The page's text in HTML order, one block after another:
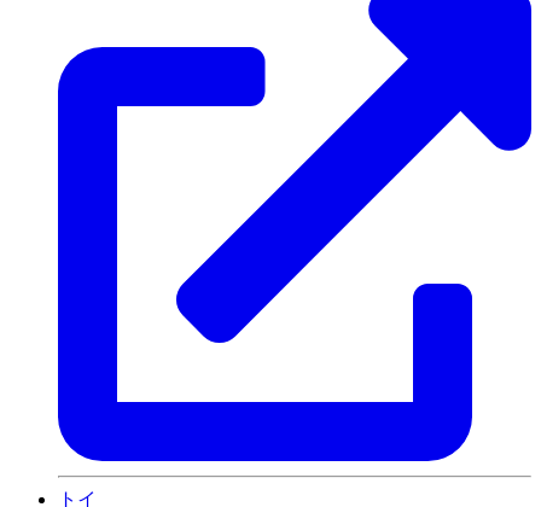
トイ